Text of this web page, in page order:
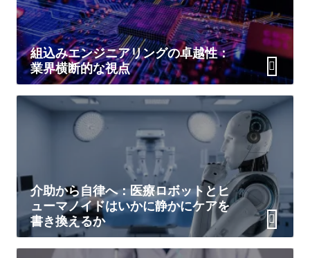
組込みエンジニアリングの卓越性：
業界横断的な視点
介助から自律へ：医療ロボットとヒ
ューマノイドはいかに静かにケアを
書き換えるか